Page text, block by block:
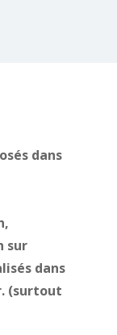
dans
sur
dans
(surtout